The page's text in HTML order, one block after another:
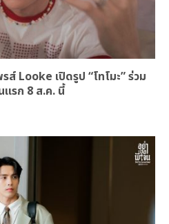
ส์ Looke เปิดรูป “โทโมะ” ร่วม
แรก 8 ส.ค. นี้